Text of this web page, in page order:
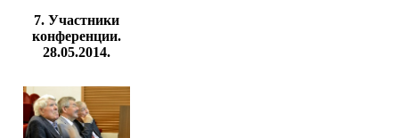
7. Участники
конференции.
28.05.2014.